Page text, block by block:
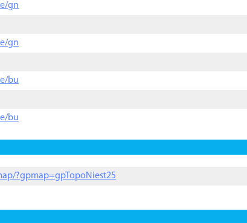
gn
gn
bu
bu
?gpmap=gpTopoNiest25